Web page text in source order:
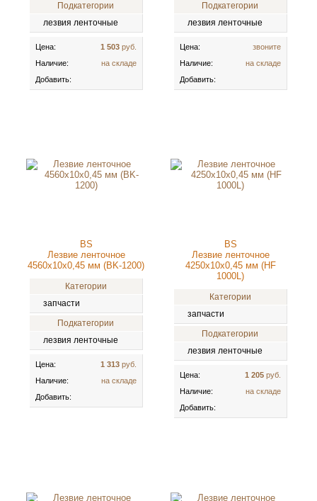
Подкатегории
лезвия ленточные
Цена: 1 503руб.
Наличие:
на складе
Добавить:
Подкатегории
лезвия ленточные
Цена:
звоните
Наличие:
на складе
Добавить:
BS
Лезвие ленточное
4560x10x0,45 мм (BK-1200)
Категории
запчасти
Подкатегории
лезвия ленточные
Цена: 1 313руб.
Наличие:
на складе
Добавить:
BS
Лезвие ленточное
4250x10x0,45 мм (HF
1000L)
Категории
запчасти
Подкатегории
лезвия ленточные
Цена: 1 205руб.
Наличие:
на складе
Добавить: